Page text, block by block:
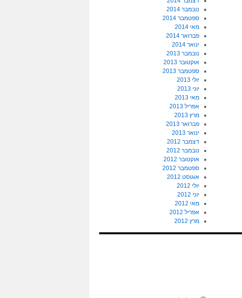
נובמבר 2014
ספטמבר 2014
מאי 2014
פברואר 2014
ינואר 2014
נובמבר 2013
אוקטובר 2013
ספטמבר 2013
יולי 2013
יוני 2013
מאי 2013
אפריל 2013
מרץ 2013
פברואר 2013
ינואר 2013
דצמבר 2012
נובמבר 2012
אוקטובר 2012
ספטמבר 2012
אוגוסט 2012
יולי 2012
יוני 2012
מאי 2012
אפריל 2012
מרץ 2012